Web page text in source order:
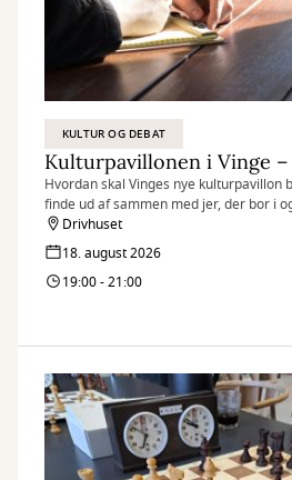
KULTUR OG DEBAT
Hvordan skal Vinges nye kulturpavillon
finde ud af sammen med jer, der bor i
til to spændende dage med workshop,
retningen for fællesskabet.
Drivhuset
18. august 2026
19:00 - 21:00